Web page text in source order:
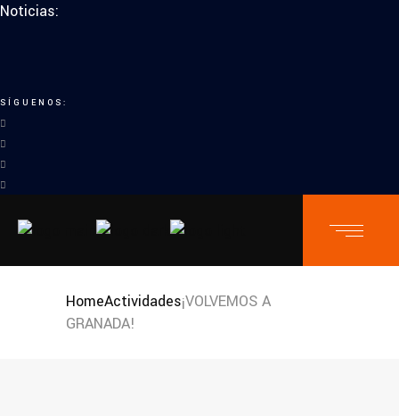
Noticias:
SÍGUENOS:
HomeActividades¡VOLVEMOS A
GRANADA!